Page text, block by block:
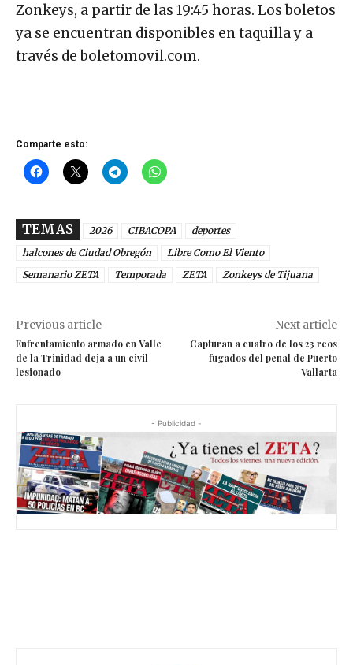
Zonkeys, a partir de las 19:45 horas. Los boletos
ya se encuentran disponibles en taquilla y a
través de boletomovil.com.
Comparte esto:
TEMAS 2026 CIBACOPA
deportes
halcones de Ciudad Obregón
Libre Como El Viento
Semanario ZETA
Temporada ZETA Zonkeys de Tijuana
Previous article
Enfrentamiento armado en Valle
de la Trinidad deja a un civil
lesionado
Next article
Capturan a cuatro de los 23 reos
fugados del penal de Puerto
Vallarta
- Publicidad -